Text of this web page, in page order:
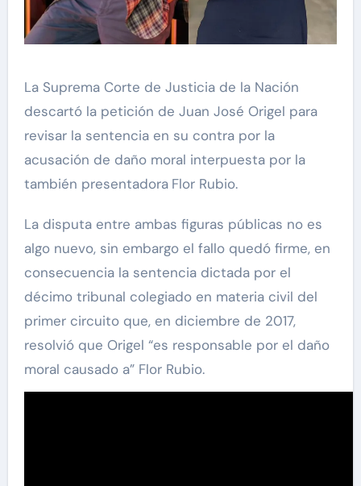
La Suprema Corte de Justicia de la Nación
descartó la petición de Juan José Origel para
revisar la sentencia en su contra por la
acusación de daño moral interpuesta por la
también presentadora Flor Rubio.
La disputa entre ambas figuras públicas no es
algo nuevo, sin embargo el fallo quedó firme, en
consecuencia la sentencia dictada por el
décimo tribunal colegiado en materia civil del
primer circuito que, en diciembre de 2017,
resolvió que Origel “es responsable por el daño
moral causado a” Flor Rubio.